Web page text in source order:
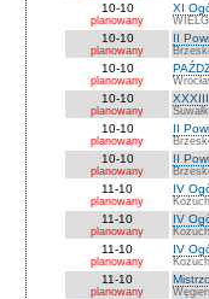
10-10
planowany
XI
10-10
planowany
II
10-10
planowany
10-10
planowany
10-10
planowany
II
10-10
planowany
II
11-10
planowany
IV
11-10
planowany
IV
11-10
planowany
IV
11-10
planowany